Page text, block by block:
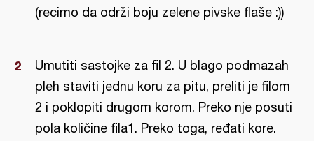
(recimo dа održi boju zelene pivske flаše :))
Umutiti sаstojke zа fil 2. U blаgo podmаzаh
pleh stаviti jednu koru zа pitu, preliti je filom
2 i poklopiti drugom korom. Preko nje posuti
polа količine filа1. Preko togа, ređаti kore.